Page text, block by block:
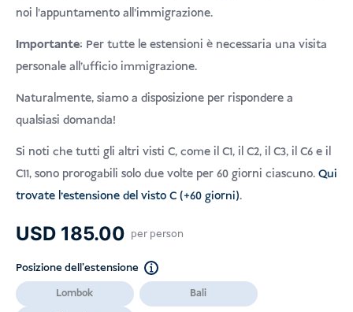
noi l'appuntamento all'immigrazione.
Importante: Per tutte le estensioni è necessaria una visita
personale all'ufficio immigrazione.
Naturalmente, siamo a disposizione per rispondere a
qualsiasi domanda!
Si noti che tutti gli altri visti C, come il C1, il C2, il C3, il C6 e il
C11, sono prorogabili solo due volte per 60 giorni ciascuno. Qui
trovate l'estensione del visto C (+60 giorni).
USD 185.00 per person
Posizione dell'estensione
Lombok
Bali